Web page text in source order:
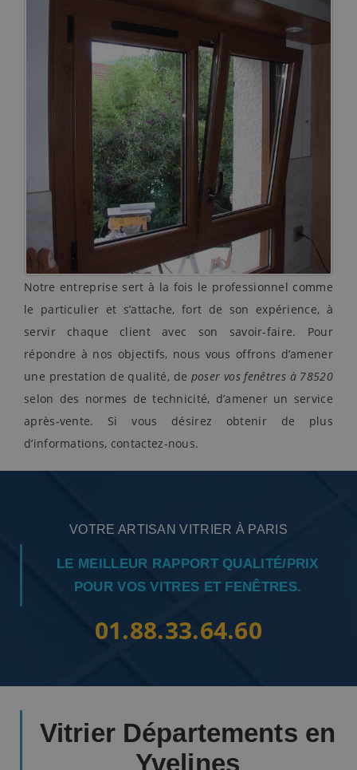
Notre entreprise sert à la fois le professionnel comme
le particulier et s’attache, fort de son expérience, à
servir chaque client avec son savoir-faire. Pour
répondre à nos objectifs, nous vous offrons d’amener
une prestation de qualité, de poser vos fenêtres à 78520
selon des normes de technicité, d’amener un service
après-vente. Si vous désirez obtenir de plus
d’informations, contactez-nous.
VOTRE ARTISAN VITRIER À PARIS
LE MEILLEUR RAPPORT QUALITÉ/PRIX
POUR VOS VITRES ET FENÊTRES.
01.88.33.64.60
Vitrier Départements en
Yvelines